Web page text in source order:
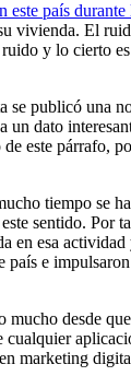
país
vivienda. El
y lo cierto
se publicó una
un dato
este párrafo,
tiempo se
sentido. Por
en esa
país e
desde
marketing